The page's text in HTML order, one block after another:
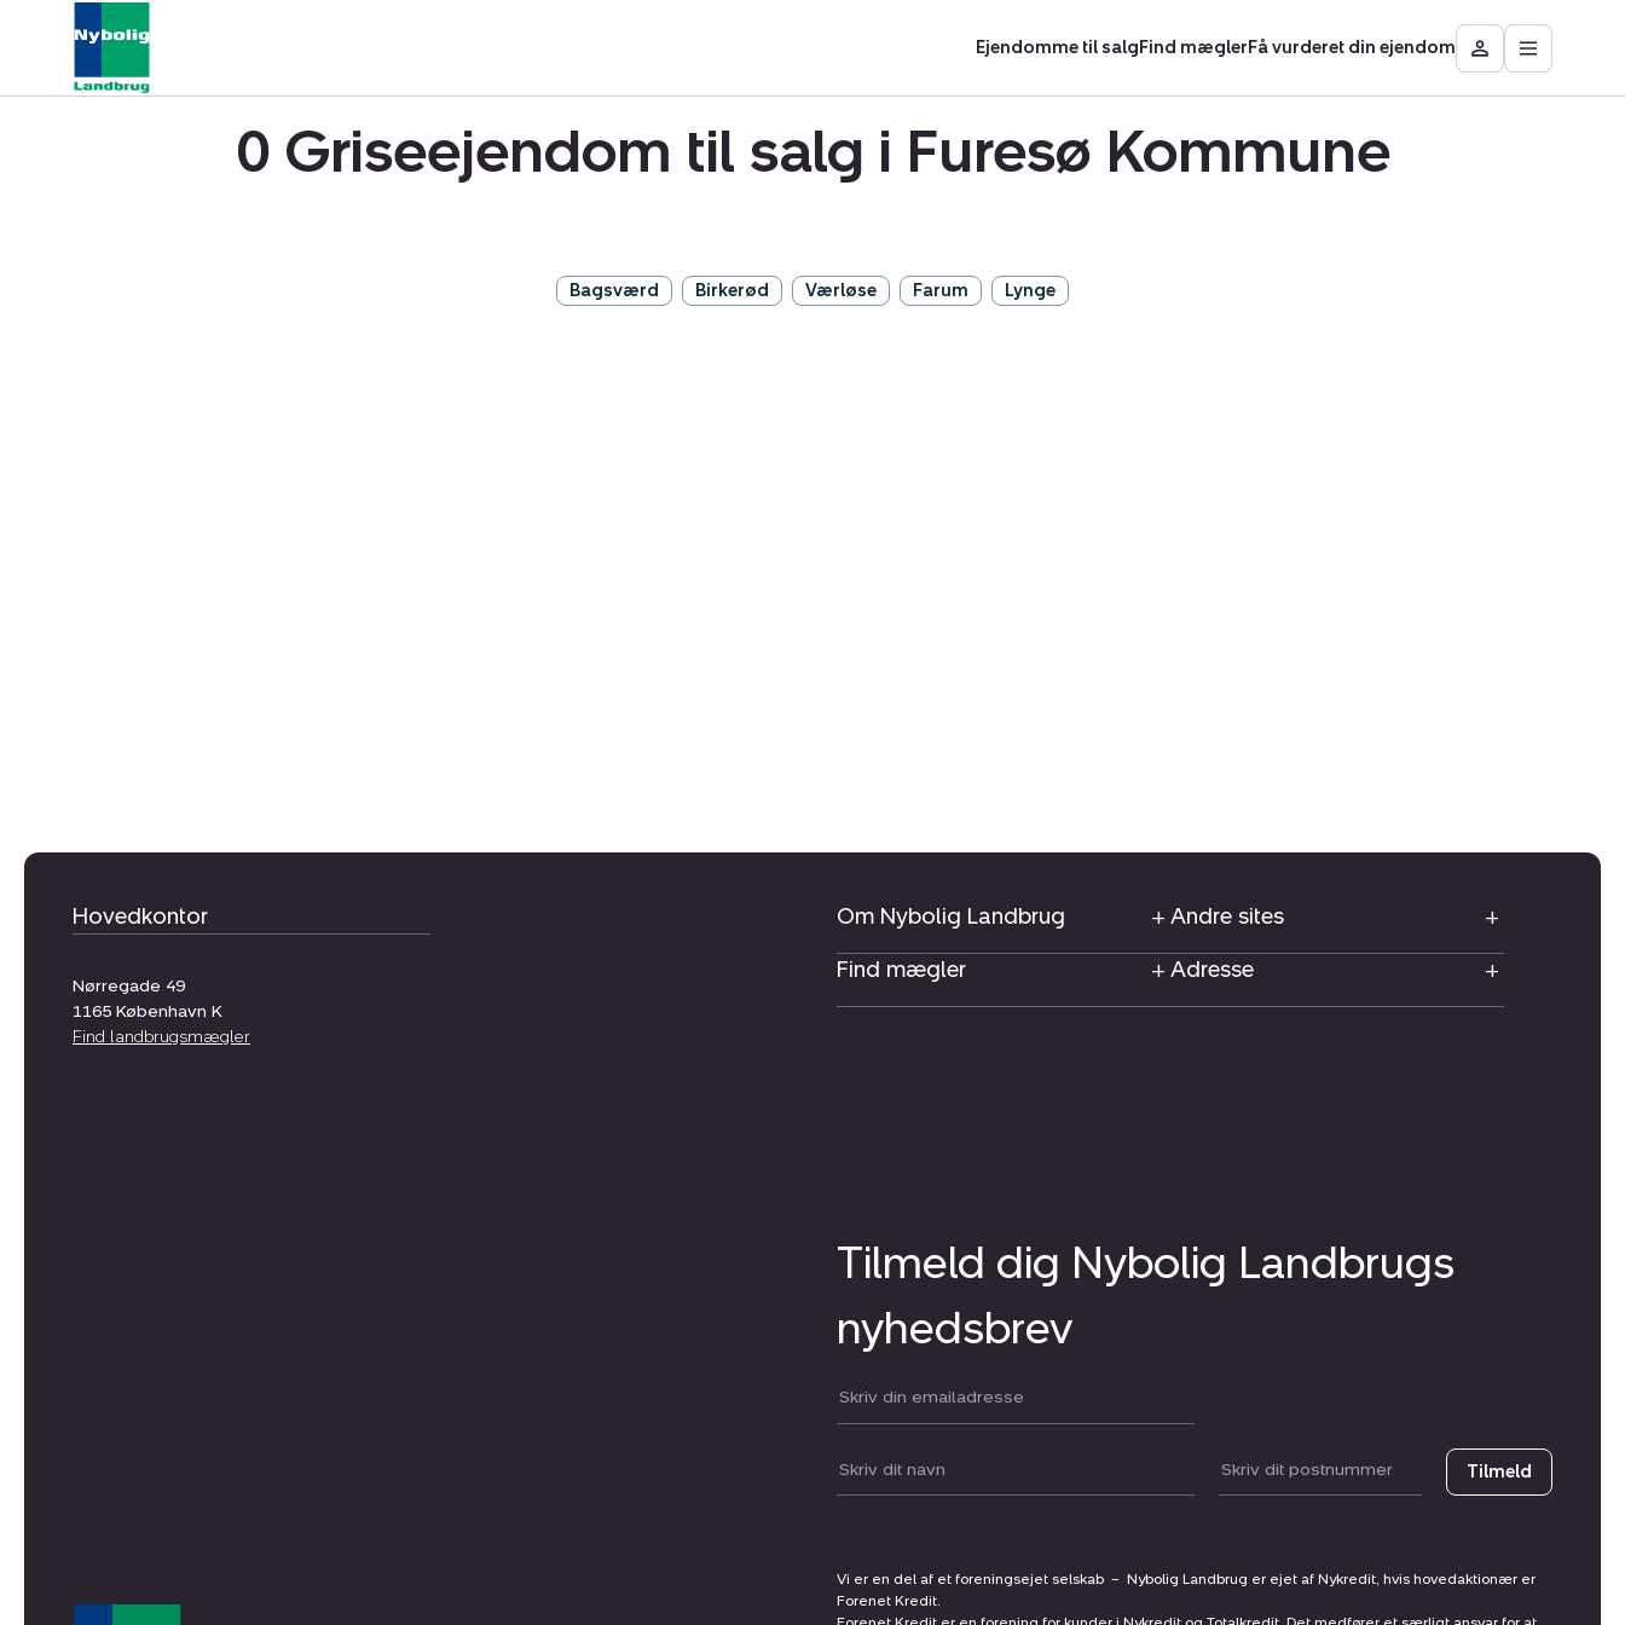
Ejendomme til salgFind mæglerFå vurderet din ejendom
Besøg
Mit
Åbn
0 Griseejendom til salg i Furesø Kommune
Bagsværd Birkerød Værløse Farum Lynge
Hovedkontor
Nørregade 49
1165 København K
Find landbrugsmægler
Om Nybolig Landbrug
Andre sites
Find mægler
Adresse
Tilmeld dig Nybolig Landbrugs
nyhedsbrev
Din email:
Dit navn: Postnummer Tilmeld
Vi er en del af et foreningsejet selskab – Nybolig Landbrug er ejet af Nykredit, hvis hovedaktionær er
Forenet Kredit.